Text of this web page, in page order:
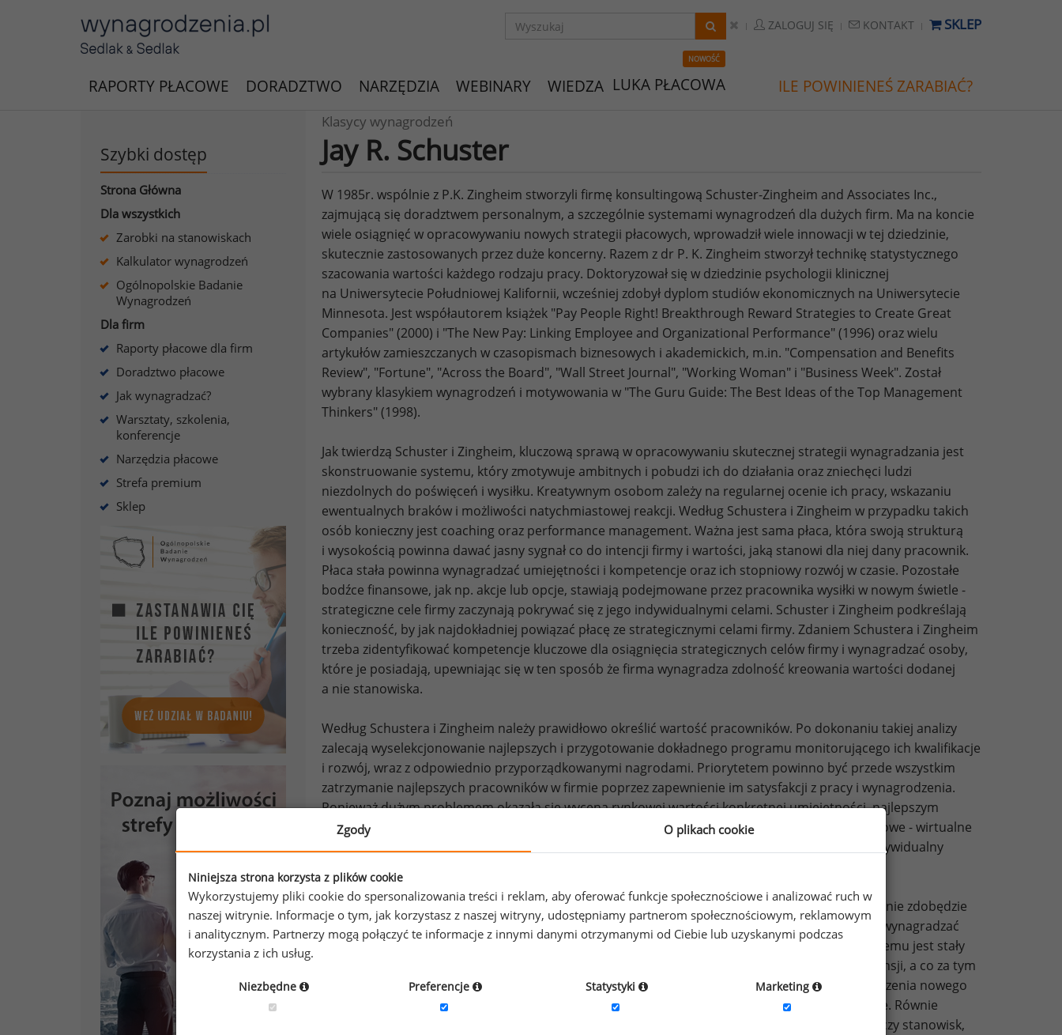
ZALOGUJ SIĘ KONTAKT SKLEP
RAPORTY PŁACOWE DORADZTWO NARZĘDZIA WEBINARY WIEDZA
NOWOŚĆ
LUKA PŁACOWA ILE POWINIENEŚ ZARABIAĆ?
Szybki dostęp
Strona Główna
Dla wszystkich
Zarobki na stanowiskach
Kalkulator wynagrodzeń
Ogólnopolskie Badanie
Wynagrodzeń
Dla firm
Raporty płacowe dla firm
Doradztwo płacowe
Jak wynagradzać?
Warsztaty, szkolenia,
konferencje
Narzędzia płacowe
Strefa premium
Sklep
Klasycy wynagrodzeń
Jay R. Schuster
W 1985r. wspólnie z P.K. Zingheim stworzyli firmę konsultingową Schuster-Zingheim and Associates Inc.,
zajmującą się doradztwem personalnym, a szczególnie systemami wynagrodzeń dla dużych firm. Ma na koncie
wiele osiągnięć w opracowywaniu nowych strategii płacowych, wprowadził wiele innowacji w tej dziedzinie,
skutecznie zastosowanych przez duże koncerny. Razem z dr P. K. Zingheim stworzył technikę statystycznego
szacowania wartości każdego rodzaju pracy. Doktoryzował się w dziedzinie psychologii klinicznej
na Uniwersytecie Południowej Kalifornii, wcześniej zdobył dyplom studiów ekonomicznych na Uniwersytecie
Minnesota. Jest współautorem książek "Pay People Right! Breakthrough Reward Strategies to Create Great
Companies" (2000) i "The New Pay: Linking Employee and Organizational Performance" (1996) oraz wielu
artykułów zamieszczanych w czasopismach biznesowych i akademickich, m.in. "Compensation and Benefits
Review", "Fortune", "Across the Board", "Wall Street Journal", "Working Woman" i "Business Week". Został
wybrany klasykiem wynagrodzeń i motywowania w "The Guru Guide: The Best Ideas of the Top Management
Thinkers" (1998).
Jak twierdzą Schuster i Zingheim, kluczową sprawą w opracowywaniu skutecznej strategii wynagradzania jest
skonstruowanie systemu, który zmotywuje ambitnych i pobudzi ich do działania oraz zniechęci ludzi
niezdolnych do poświęceń i wysiłku. Kreatywnym osobom zależy na regularnej ocenie ich pracy, wskazaniu
ewentualnych braków i możliwości natychmiastowej reakcji. Według Schustera i Zingheim w przypadku takich
osób konieczny jest coaching oraz performance management. Ważna jest sama płaca, która swoją strukturą
i wysokością powinna dawać jasny sygnał co do intencji firmy i wartości, jaką stanowi dla niej dany pracownik.
Płaca stała powinna wynagradzać umiejętności i kompetencje oraz ich stopniowy rozwój w czasie. Pozostałe
bodźce finansowe, jak np. akcje lub opcje, stawiają podejmowane przez pracownika wysiłki w nowym świetle -
strategiczne cele firmy zaczynają pokrywać się z jego indywidualnymi celami. Schuster i Zingheim podkreślają
konieczność, by jak najdokładniej powiązać płacę ze strategicznymi celami firmy. Zdaniem Schustera i Zingheim
trzeba zidentyfikować kompetencje kluczowe dla osiągnięcia strategicznych celów firmy i wynagradzać osoby,
które je posiadają, upewniając się w ten sposób że firma wynagradza zdolność kreowania wartości dodanej
a nie stanowiska.
Według Schustera i Zingheim należy prawidłowo określić wartość pracowników. Po dokonaniu takiej analizy
zalecają wyselekcjonowanie najlepszych i przygotowanie dokładnego programu monitorującego ich kwalifikacje
i rozwój, wraz z odpowiednio przyporządkowanymi nagrodami. Priorytetem powinno być przede wszystkim
zatrzymanie najlepszych pracowników w firmie poprzez zapewnienie im satysfakcji z pracy i wynagrodzenia.
Ponieważ dużym problemem okazała się wycena rynkowej wartości konkretnej umiejętności, najlepszym
narzędziem do tego mają być, zdaniem Schustera i Zingheim, specjalistyczne aplikacje internetowe - wirtualne
katalogi umiejętności, z których firmy będą mogły czerpać informacje i z tą pomocą tworzyć indywidualny
Schuster i Zingheim są zwolennikami wynagradzania za wyniki. Podkreślają, że nawet jeśli firma nie zdobędzie
się na wprowadzenie tego systemu na poziomie całej organizacji, istotne jest, by w ten sposób wynagradzać
przynajmniej dyrektorów i najwyższych menedżerów. Warunkiem sprawnego działania tego sytemu jest stały
monitoring poprawności mechanizmów oceny, tak aby uniknąć przesadnie wyśrubowanych pensji, a co za tym
idzie - nieuzasadnionych wydatków. Specjaliści twierdzą, że osoby zaangażowane w proces tworzenia nowego
systemu wynagrodzeń dla dyrektorów i menedżerów powinny być od nich całkowicie niezależne. Równie
niezależna jednostka powinna stale monitorować rynkową wartość danych osób, kompetencji czy stanowisk,
Zgody O plikach cookie
Niniejsza strona korzysta z plików cookie
Wykorzystujemy pliki cookie do spersonalizowania treści i reklam, aby oferować funkcje społecznościowe i analizować ruch w
naszej witrynie. Informacje o tym, jak korzystasz z naszej witryny, udostępniamy partnerom społecznościowym, reklamowym
i analitycznym. Partnerzy mogą połączyć te informacje z innymi danymi otrzymanymi od Ciebie lub uzyskanymi podczas
korzystania z ich usług.
Niezbędne Preferencje Statystyki Marketing